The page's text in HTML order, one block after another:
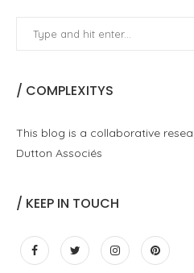
/ COMPLEXITYS
This blog is a collaborative
Dutton Associés
/ KEEP IN TOUCH